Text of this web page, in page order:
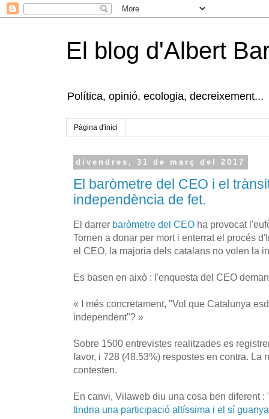
El blog d'Albert
Política, opinió, ecologia, decreixement...
Pàgina d'inici
divendres, 31 de març del 2017
El baròmetre del CEO i el
independència de fet.
El darrer baròmetre del CEO ha provocat
Tornen a donar per mort i enterrat el procés
el CEO, la majoria dels catalans no volen la
Es basen en això : l'enquesta del CEO
« I més concretament, "Vol que Catalunya
independent"? »
Sobre 1500 entrevistes realitzades es
favor, i 728 (48.53%) respostes en contra. La
contesten.
En canvi, Vilaweb diu una cosa ben diferent :
tindria una participació altíssima i el sí